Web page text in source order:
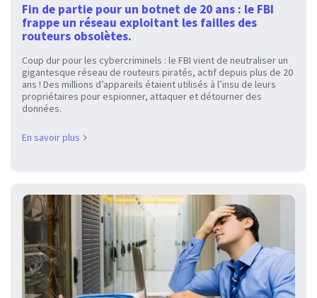
Fin de partie pour un botnet de 20 ans : le FBI
frappe un réseau exploitant les failles des
routeurs obsolètes.
Coup dur pour les cybercriminels : le FBI vient de neutraliser un
gigantesque réseau de routeurs piratés, actif depuis plus de 20
ans ! Des millions d’appareils étaient utilisés à l’insu de leurs
propriétaires pour espionner, attaquer et détourner des
données.
En savoir plus